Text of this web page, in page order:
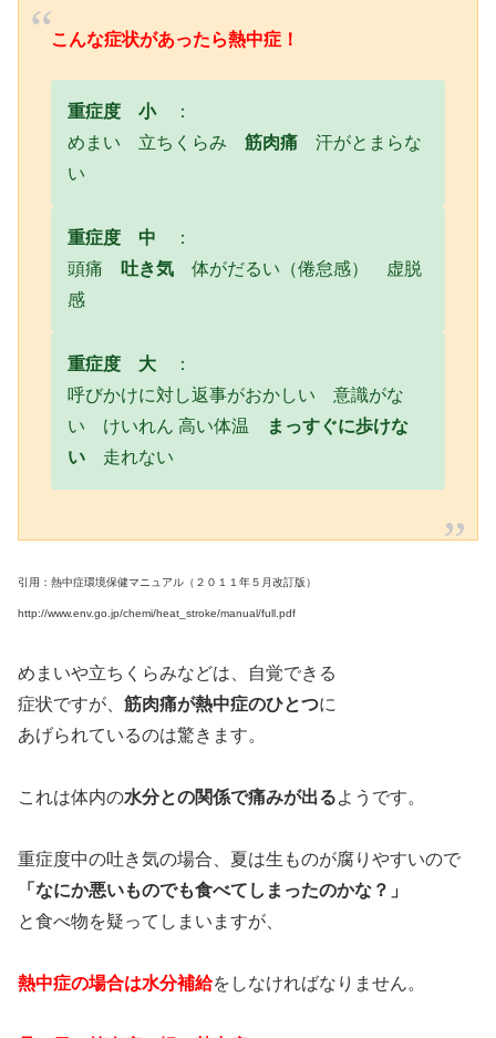
こんな症状があったら熱中症！
重症度 小：
めまい 立ちくらみ 筋肉痛汗がとまらな
い
重症度 中 ：
頭痛
吐き気体がだるい（倦怠感） 虚脱
感
重症度 大：
呼びかけに対し返事がおかしい 意識がな
い けいれん 高い体温
まっすぐに歩けな
い走れない
引用：熱中症環境保健マニュアル（２０１１年５月改訂版）
http://www.env.go.jp/chemi/heat_stroke/manual/full.pdf
めまいや立ちくらみなどは、自覚できる
症状ですが、 筋肉痛が熱中症のひとつに
あげられているのは驚きます。
これは体内の水分との関係で痛みが出るようです。
重症度中の吐き気の場合、夏は生ものが腐りやすいので
「なにか悪いものでも食べてしまったのかな？」
と食べ物を疑ってしまいますが、
熱中症の場合は水分補給をしなければなりません。